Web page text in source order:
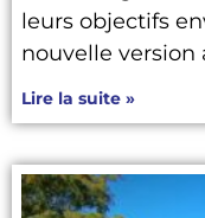
leurs objectifs
nouvelle
Lire la suite »